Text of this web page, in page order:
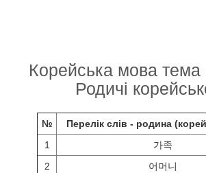
Корейська мова тема
Родичі
№
Перелік слів - родина
1
가족
2
어머니